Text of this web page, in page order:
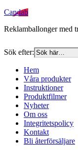
Candab
Reklamballonger med
Sök efter:
Hem
Våra produkter
Instruktioner
Produktfilmer
Nyheter
Om oss
Integritetspolicy
Kontakt
Bli återförsäljare